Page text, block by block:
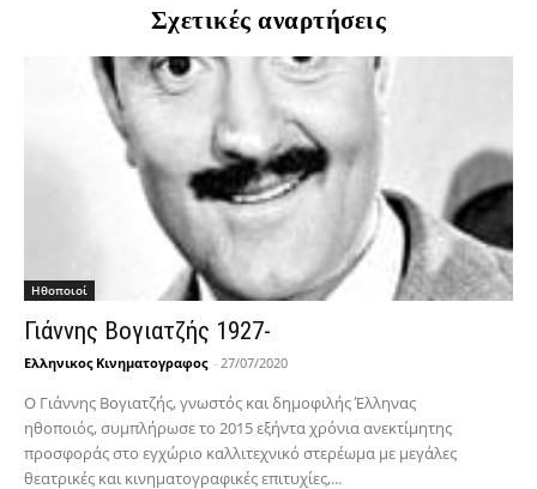
Σχετικές αναρτήσεις
Hθοποιοί
Γιάννης Βογιατζής 1927-
Ελληνικος Κινηματογραφος - 27/07/2020
Ο Γιάννης Βογιατζής, γνωστός και δημοφιλής Έλληνας
ηθοποιός, συμπλήρωσε το 2015 εξήντα χρόνια ανεκτίμητης
προσφοράς στο εγχώριο καλλιτεχνικό στερέωμα με μεγάλες
θεατρικές και κινηματογραφικές επιτυχίες,...